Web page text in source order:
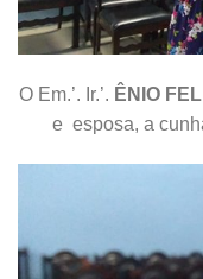
O Em.’. Ir.’. ÊNIO
e esposa, a